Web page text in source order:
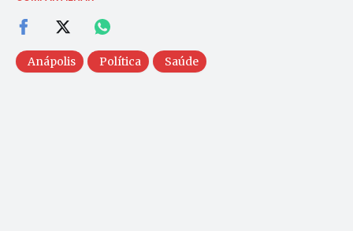
Anápolis Política Saúde